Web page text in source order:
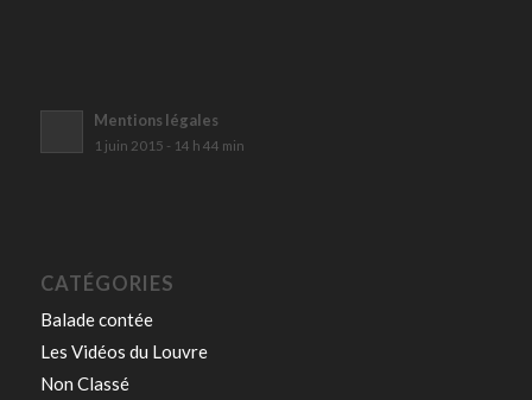
Mentions légales
1 juin 2015 - 14 h 44 min
CATÉGORIES
Balade contée
Les Vidéos du Louvre
Non Classé